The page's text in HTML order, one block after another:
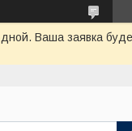
Ваша заявка